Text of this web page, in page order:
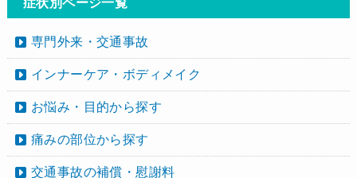
専門外来・交通事故
インナーケア・ボディメイク
お悩み・目的から探す
痛みの部位から探す
交通事故の補償・慰謝料